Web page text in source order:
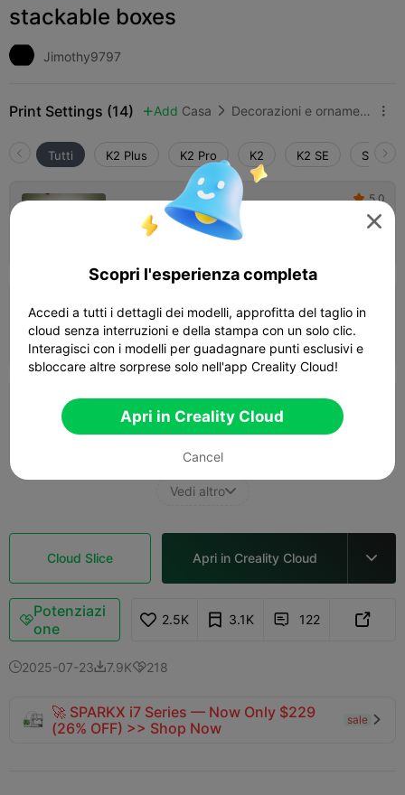
stackable boxes
Jimothy9797
Print Settings (14)  Add Casa  Decorazioni e ornamenti per la casa 
Tutti K2 Plus K2 Pro K2 K2 SE
0.24mm layer, 2 walls, 15% infill
 01h 15m  1 plates
 5.0
0.2mm layer, 3 walls, 15% infill
 02h 03m  1 plates  70.02g
0.2mm layer, 2 walls, 15% infill
 01h 43m  1 plates  62.83g
Vedi altro
Cloud Slice Apri in Creality Cloud 
Potenziazi
one
2.5K 3.1K  122 
2025-07-237.9K218
🚀 SPARKX i7 Series — Now Only $229
(26% OFF) >> Shop Now
sale 

Scopri l'esperienza completa
Accedi a tutti i dettagli dei modelli, approfitta del taglio in
cloud senza interruzioni e della stampa con un solo clic.
Interagisci con i modelli per guadagnare punti esclusivi e
sbloccare altre sorprese solo nell'app Creality Cloud!
Apri in Creality Cloud
Cancel